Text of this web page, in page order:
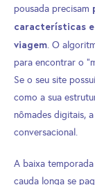
pousada precisam
características
viagem. O
para encontrar o
Se o seu site
como a sua
nômades digitais,
conversacional.
A baixa
cauda longa se